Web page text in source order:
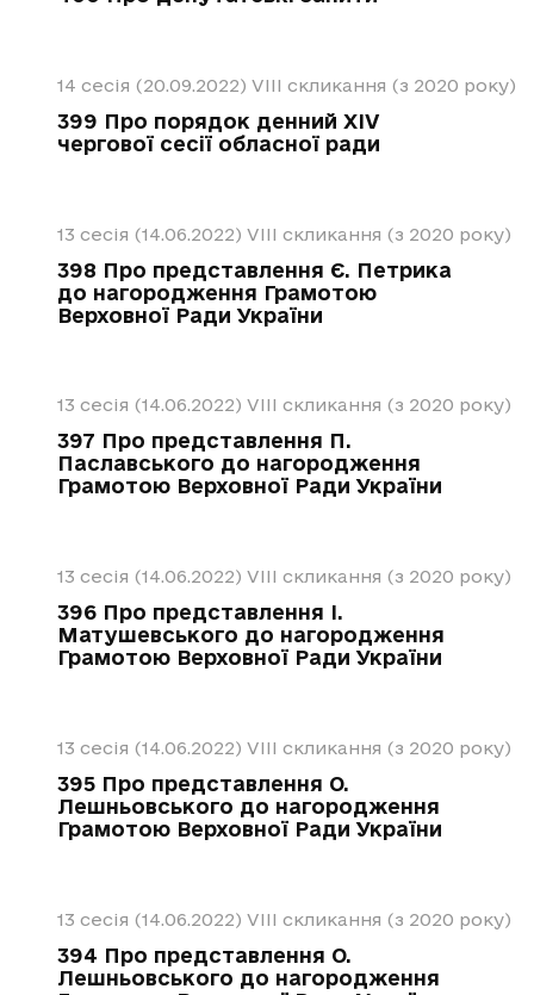
14 сесія (20.09.2022) VIII скликання (з 2020 року)
399 Про порядок денний ХІV
чергової сесії обласної ради
13 сесія (14.06.2022) VIII скликання (з 2020 року)
398 Про представлення Є. Петрика
до нагородження Грамотою
Верховної Ради України
13 сесія (14.06.2022) VIII скликання (з 2020 року)
397 Про представлення П.
Паславського до нагородження
Грамотою Верховної Ради України
13 сесія (14.06.2022) VIII скликання (з 2020 року)
396 Про представлення І.
Матушевського до нагородження
Грамотою Верховної Ради України
13 сесія (14.06.2022) VIII скликання (з 2020 року)
395 Про представлення О.
Лешньовського до нагородження
Грамотою Верховної Ради України
13 сесія (14.06.2022) VIII скликання (з 2020 року)
394 Про представлення О.
Лешньовського до нагородження